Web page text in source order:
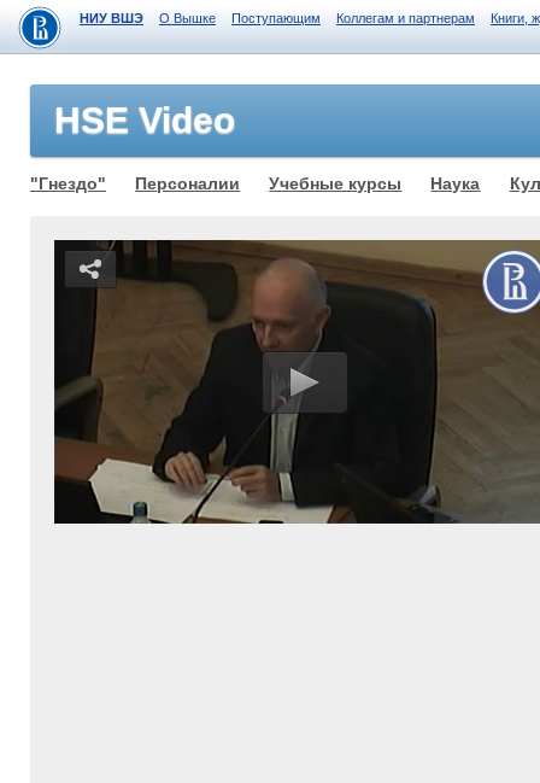
НИУ ВШЭ О Вышке Поступающим Коллегам и партнерам Книги,
HSE Video
"Гнездо" Персоналии Учебные курсы Наука